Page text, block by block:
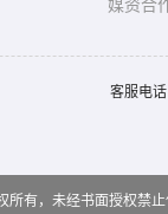
媒资合
客服电
所有，未经书面授权